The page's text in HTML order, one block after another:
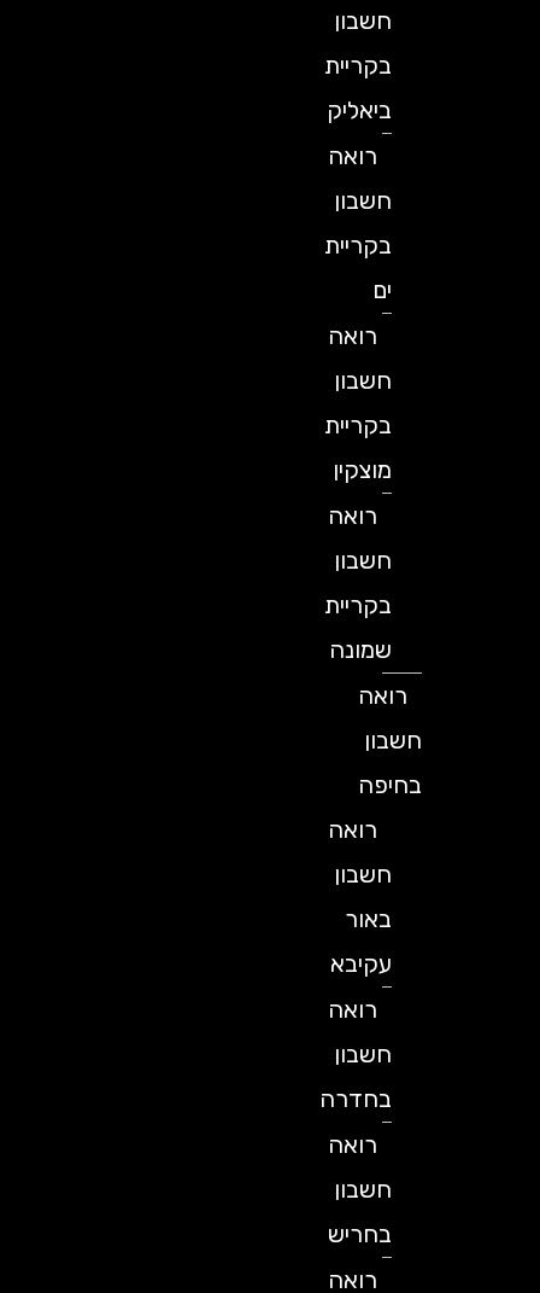
חשבון
בקריית
ביאליק
רואה
חשבון
בקריית
רואה
חשבון
בקריית
מוצקין
רואה
חשבון
בקריית
שמונה
רואה
חשבון
בחיפה
רואה
חשבון
באור
עקיבא
רואה
חשבון
בחדרה
רואה
חשבון
בחריש
רואה